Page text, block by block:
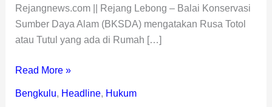
Rejangnews.com || Rejang Lebong – Balai Konservasi
Sumber Daya Alam (BKSDA) mengatakan Rusa Totol
atau Tutul yang ada di Rumah […]
Read More »
Bengkulu, Headline, Hukum